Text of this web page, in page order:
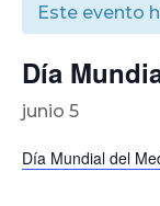
Este evento
Día
junio 5
Día Mundial del